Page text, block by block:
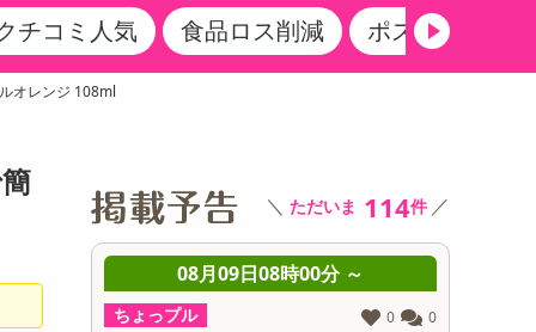
イベント
イベント最新情報（RSPほか）
商品限定クーポン
サンプリング
抽選サンプル
その他 お菓子・スイーツ
その他 飲料
スポーツ・アウトドア用品
その他 キッチン・日用品
ア
サプリメント
収納・寝具
ベビー・キッズ
レッグウェア
その他 ファッション
その他 家電
タニティ
チコミ人気 食品ロス削減 ポストにお届け
オレンジ 108ml
＼ ただいま 114件 ／
08月09日08時00分 ～
ちょっプル 0 0